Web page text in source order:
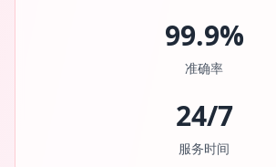
99.9%
准确率
24/7
服务时间